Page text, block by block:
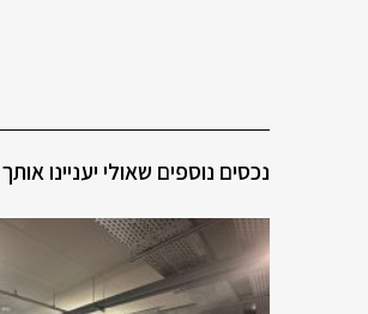
נכסים נוספים שאולי יעניינו אותך